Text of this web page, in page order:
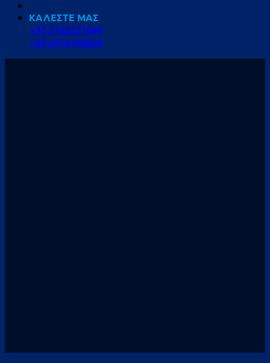
ΚΑΛΕΣΤΕ ΜΑΣ
+30 2102321044
+30 6974196828